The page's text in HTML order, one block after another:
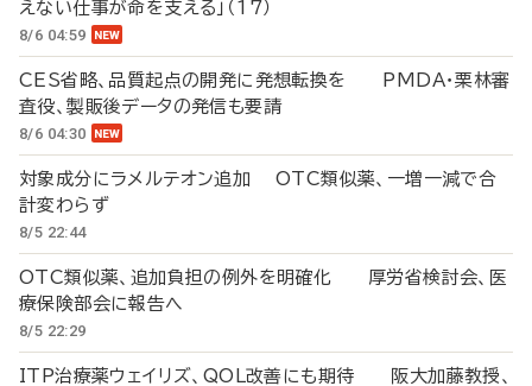
えない仕事が命を支える」（17）
8/6 04:59
CES省略、品質起点の開発に発想転換を PMDA・栗林審
査役、製販後データの発信も要請
8/6 04:30
対象成分にラメルテオン追加 OTC類似薬、一増一減で合
計変わらず
8/5 22:44
OTC類似薬、追加負担の例外を明確化 厚労省検討会、医
療保険部会に報告へ
8/5 22:29
ITP治療薬ウェイリズ、QOL改善にも期待 阪大加藤教授、